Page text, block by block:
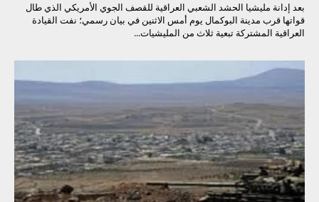
بعد إدانة مليشيا الحشد الشعبي العراقية للقصف الجوي الأمريكي الذي طال
قواتها قرب مدينة البوكمال يوم أمس الاثنين في بيان رسمي؛ نفت القيادة
العراقية المشتركة تبعية ثلاث من المليشيات...